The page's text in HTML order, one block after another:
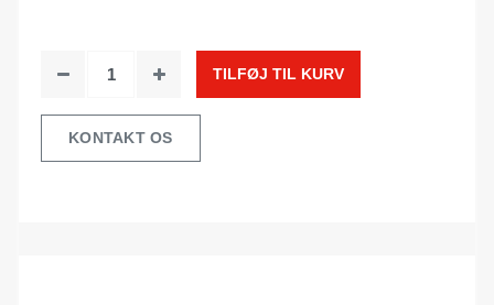
TILFØJ TIL KURV
KONTAKT OS